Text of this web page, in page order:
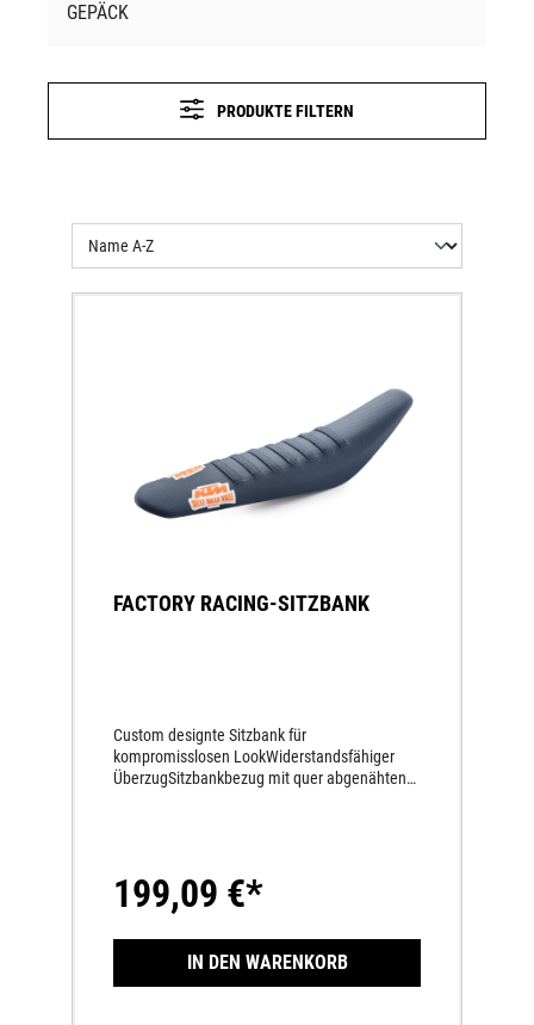
GEPÄCK
PRODUKTE FILTERN
FACTORY RACING-SITZBANK
Custom designte Sitzbank für
kompromisslosen LookWiderstandsfähiger
ÜberzugSitzbankbezug mit quer abgenähten
199,09 €*
IN DEN WARENKORB